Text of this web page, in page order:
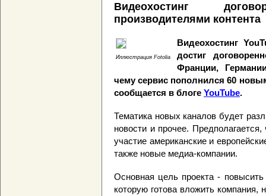
Видеохостинг
производителями контента
Иллюстрация Fotolia
Видеохостинг
достиг
Франции,
чему сервис пополнился 60
сообщается в блоге YouTube.
Тематика новых каналов будет
новости и прочее.
участие американские и
также новые медиа-компании.
Основная цель проекта -
которую готова вложить компания,